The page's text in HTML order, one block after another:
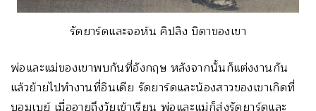
รัดยาร์ดและจอห์น คิปลิง บิดาของเขา
พ่อและแม่ของเขาพบกันที่อังกฤษ หลังจากนั้นก็แต่งงานกัน
แล้วย้ายไปทำงานที่อินเดีย รัดยาร์ดและน้องสาวของเขาเกิดที่